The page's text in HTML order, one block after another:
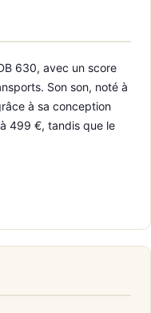
630, avec un score
Son son, noté à
à sa conception
499 €, tandis que le